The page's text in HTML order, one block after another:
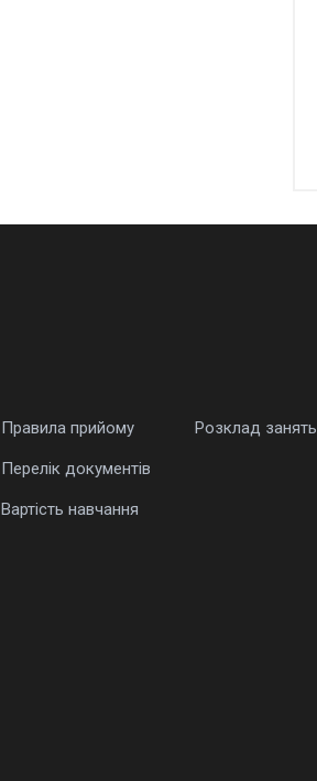
Правила прийому
Перелік документів
Вартість навчання
Розклад занять